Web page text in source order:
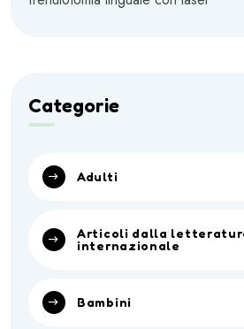
Categorie
Adulti
Articoli dalla
internazionale
Bambini